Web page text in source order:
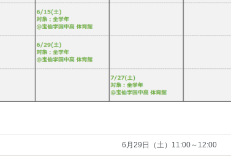
6月29日（土）11:00～12:00